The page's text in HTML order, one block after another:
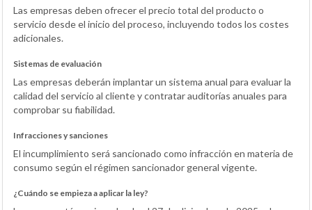
Las empresas deben ofrecer el precio total del producto o
servicio desde el inicio del proceso, incluyendo todos los costes
adicionales.
Sistemas de evaluación
Las empresas deberán implantar un sistema anual para evaluar la
calidad del servicio al cliente y contratar auditorías anuales para
comprobar su fiabilidad.
Infracciones y sanciones
El incumplimiento será sancionado como infracción en materia de
consumo según el régimen sancionador general vigente.
¿Cuándo se empieza a aplicar la ley?